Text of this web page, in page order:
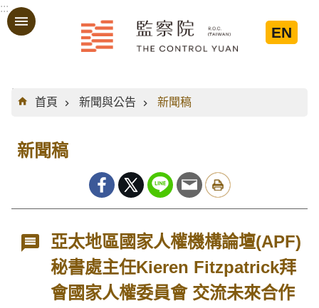
跳到主要內容區塊
:::
EN
:::
首頁
新聞與公告 新聞稿
新聞稿
亞太地區國家人權機構論壇(APF)
秘書處主任Kieren Fitzpatrick拜
會國家人權委員會 交流未來合作